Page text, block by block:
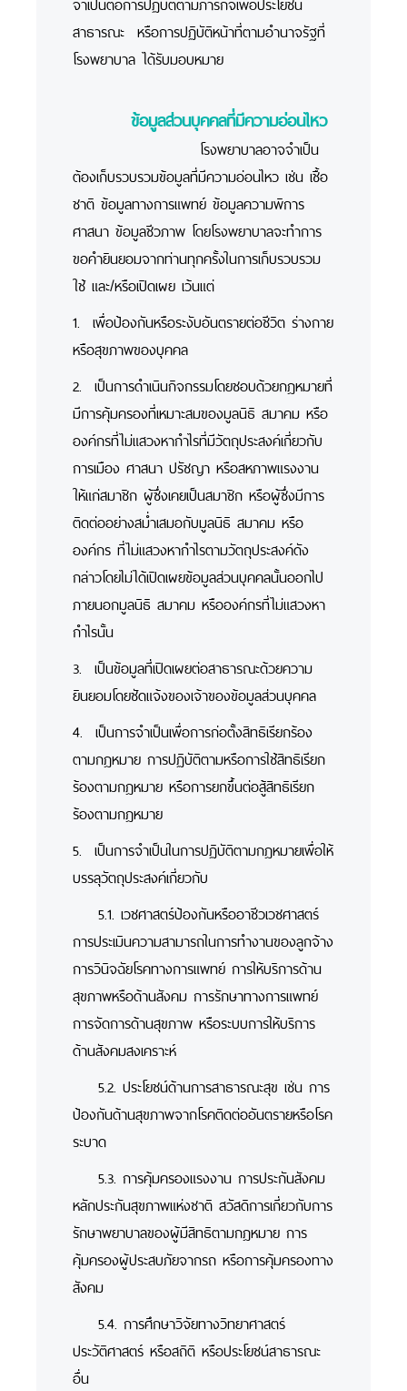
สาธารณะ หรือการปฏิบัติหน้าที่ตามอำนาจรัฐที่
โรงพยาบาล ได้รับมอบหมาย
ข้อมูลส่วนบุคคลที่มีความอ่อนไหว
โรงพยาบาลอาจจำเป็น
ต้องเก็บรวบรวมข้อมูลที่มีความอ่อนไหว เช่น เชื้อ
ชาติ ข้อมูลทางการแพทย์ ข้อมูลความพิการ
ศาสนา ข้อมูลชีวภาพ โดยโรงพยาบาลจะทำการ
ขอคำยินยอมจากท่านทุกครั้งในการเก็บรวบรวม
ใช้ และ/หรือเปิดเผย เว้นแต่
1. เพื่อป้องกันหรือระงับอันตรายต่อชีวิต ร่างกาย
หรือสุขภาพของบุคคล
2. เป็นการดำเนินกิจกรรมโดยชอบด้วยกฎหมายที่
มีการคุ้มครองที่เหมาะสมของมูลนิธิ สมาคม หรือ
องค์กรที่ไม่แสวงหากำไรที่มีวัตถุประสงค์เกี่ยวกับ
การเมือง ศาสนา ปรัชญา หรือสหภาพแรงงาน
ให้แก่สมาชิก ผู้ซึ่งเคยเป็นสมาชิก หรือผู้ซึ่งมีการ
ติดต่ออย่างสม่ำเสมอกับมูลนิธิ สมาคม หรือ
องค์กร ที่ไม่แสวงหากำไรตามวัตถุประสงค์ดัง
กล่าวโดยไม่ได้เปิดเผยข้อมูลส่วนบุคคลนั้นออกไป
ภายนอกมูลนิธิ สมาคม หรือองค์กรที่ไม่แสวงหา
กำไรนั้น
3. เป็นข้อมูลที่เปิดเผยต่อสาธารณะด้วยความ
ยินยอมโดยชัดแจ้งของเจ้าของข้อมูลส่วนบุคคล
4. เป็นการจำเป็นเพื่อการก่อตั้งสิทธิเรียกร้อง
ตามกฎหมาย การปฏิบัติตามหรือการใช้สิทธิเรียก
ร้องตามกฎหมาย หรือการยกขึ้นต่อสู้สิทธิเรียก
ร้องตามกฎหมาย
5. เป็นการจำเป็นในการปฏิบัติตามกฎหมายเพื่อให้
บรรลุวัตถุประสงค์เกี่ยวกับ
5.1. เวชศาสตร์ป้องกันหรืออาชีวเวชศาสตร์
การประเมินความสามารถในการทำงานของลูกจ้าง
การวินิจฉัยโรคทางการแพทย์ การให้บริการด้าน
สุขภาพหรือด้านสังคม การรักษาทางการแพทย์
การจัดการด้านสุขภาพ หรือระบบการให้บริการ
ด้านสังคมสงเคราะห์
5.2. ประโยชน์ด้านการสาธารณะสุข เช่น การ
ป้องกันด้านสุขภาพจากโรคติดต่ออันตรายหรือโรค
ระบาด
5.3. การคุ้มครองแรงงาน การประกันสังคม
หลักประกันสุขภาพแห่งชาติ สวัสดิการเกี่ยวกับการ
รักษาพยาบาลของผู้มีสิทธิตามกฎหมาย การ
คุ้มครองผู้ประสบภัยจากรถ หรือการคุ้มครองทาง
สังคม
5.4. การศึกษาวิจัยทางวิทยาศาสตร์
ประวัติศาสตร์ หรือสถิติ หรือประโยชน์สาธารณะ
อื่น